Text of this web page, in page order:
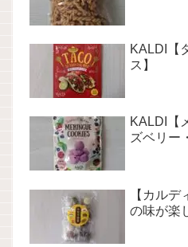
KALDI【
ス】
KALDI【
ズベリー
【カル
の味が楽